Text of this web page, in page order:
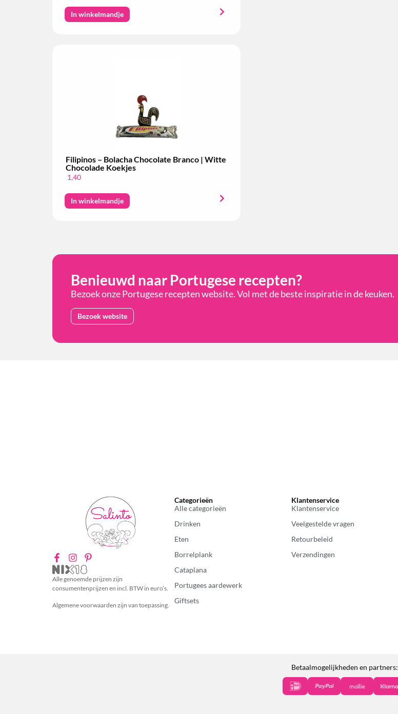
In winkelmandje
Filipinos – Bolacha Chocolate Branco | Witte
Chocolade Koekjes
1,40
In winkelmandje
Benieuwd naar Portugese recepten?
Bezoek onze Portugese recepten website. Vol met de beste inspiratie in de keuken.
Bezoek website
Alle genoemde prijzen zijn
consumentenprijzen en incl. BTW in euro’s.
Algemene voorwaarden zijn van toepassing.
Categorieën
Alle categorieën
Drinken
Eten
Borrelplank
Cataplana
Portugees aardewerk
Giftsets
Klantenservice
Klantenservice
Veelgestelde vragen
Retourbeleid
Verzendingen
Betaalmogelijkheden en partners: